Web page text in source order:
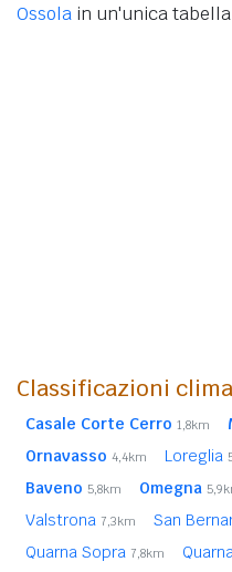
Ossola in un'unica
Classificazioni
Casale Corte Cerro 1,8km
Ornavasso 4,4km Loreglia
Baveno 5,8km Omegna
Valstrona 7,3km San
Quarna Sopra 7,8km